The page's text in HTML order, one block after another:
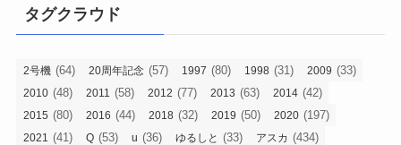
タグクラウド
2号機 (64) 20周年記念 (57) 1997 (80) 1998 (31) 2009 (33)
2010 (48) 2011 (58) 2012 (77) 2013 (63) 2014 (42)
2015 (80) 2016 (44) 2018 (32) 2019 (50) 2020 (197)
2021 (41) Q (53) u (36) ゆるしと (33) アスカ (434)